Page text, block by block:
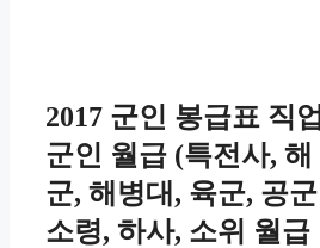
2017 군인 봉급표 직업
군인 월급 (특전사, 해
군, 해병대, 육군, 공군
소령, 하사, 소위 월급